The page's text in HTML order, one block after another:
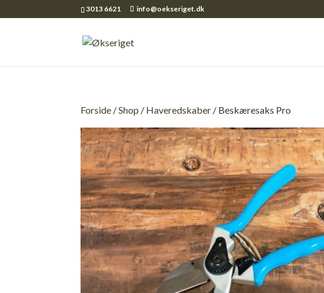
3013 6621 info@oekseriget.dk
Forside /Shop / Haveredskaber / Beskæresaks Pro